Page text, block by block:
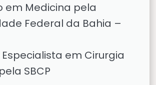
em Medicina pela
Federal da Bahia –
em Cirurgia
SBCP